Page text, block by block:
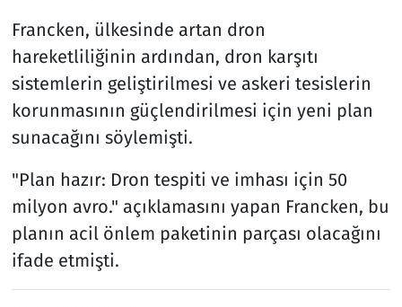
Francken, ülkesinde artan dron
hareketliliğinin ardından, dron karşıtı
sistemlerin geliştirilmesi ve askeri tesislerin
korunmasının güçlendirilmesi için yeni plan
sunacağını söylemişti.
"Plan hazır: Dron tespiti ve imhası için 50
milyon avro." açıklamasını yapan Francken, bu
planın acil önlem paketinin parçası olacağını
ifade etmişti.